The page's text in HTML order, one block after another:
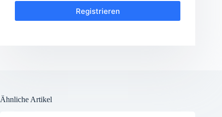
Registrieren
Ähnliche Artikel